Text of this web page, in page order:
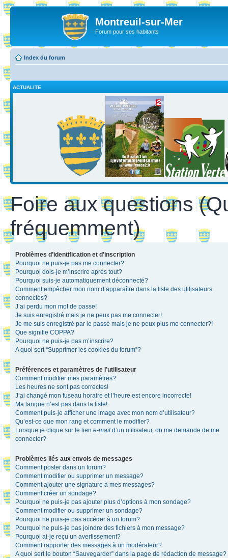
Montreuil-sur-Mer
Forum pour ses habitants
Index du forum
ACTUALITE
Foire aux questions
fréquemment)
Problèmes d’identification et d’inscription
Pourquoi ne puis-je pas me connecter?
Pourquoi dois-je m’inscrire après tout?
Pourquoi suis-je automatiquement déconnecté?
Comment empêcher mon nom d’apparaître dans la liste des utilisateurs
connectés?
J’ai perdu mon mot de passe!
Je suis enregistré mais je ne peux pas me connecter!
Je me suis enregistré par le passé mais je ne peux plus me connecter?!
Que signifie COPPA?
Pourquoi ne puis-je pas m’inscrire?
A quoi sert “Supprimer les cookies du forum”?
Préférences et paramètres de l’utilisateur
Comment modifier mes paramètres?
Les heures ne sont pas correctes!
J’ai changé mon fuseau horaire et l’heure est encore incorrecte!
Ma langue n’est pas dans la liste!
Comment puis-je afficher une image avec mon nom d’utilisateur?
Qu’est-ce que mon rang et comment le modifier?
Lorsque je clique sur le lien e-mail d’un utilisateur, on me demande de me
connecter?
Problèmes liés aux envois de messages
Comment poster dans un forum?
Comment modifier ou supprimer un message?
Comment ajouter une signature à mes messages?
Comment créer un sondage?
Pourquoi ne puis-je pas ajouter plus d’options à mon sondage?
Comment modifier ou supprimer un sondage?
Pourquoi ne puis-je pas accéder à un forum?
Pourquoi ne puis-je pas joindre des fichiers à mon message?
Pourquoi ai-je reçu un avertissement?
Comment rapporter des messages à un modérateur?
A quoi sert le bouton “Sauvegarder” dans la page de rédaction de message?